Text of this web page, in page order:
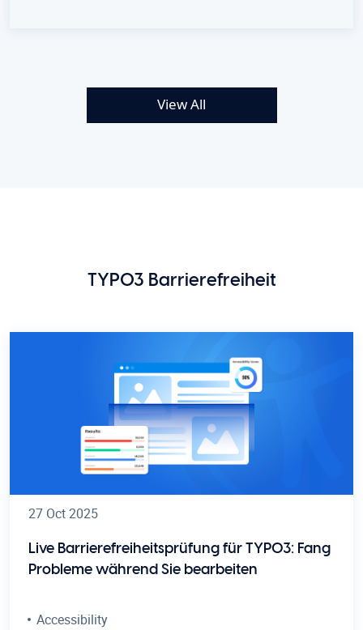
View All
TYPO3 Barrierefreiheit
27 Oct 2025
Live Barrierefreiheitsprüfung für TYPO3: Fang
Probleme während Sie bearbeiten
Accessibility